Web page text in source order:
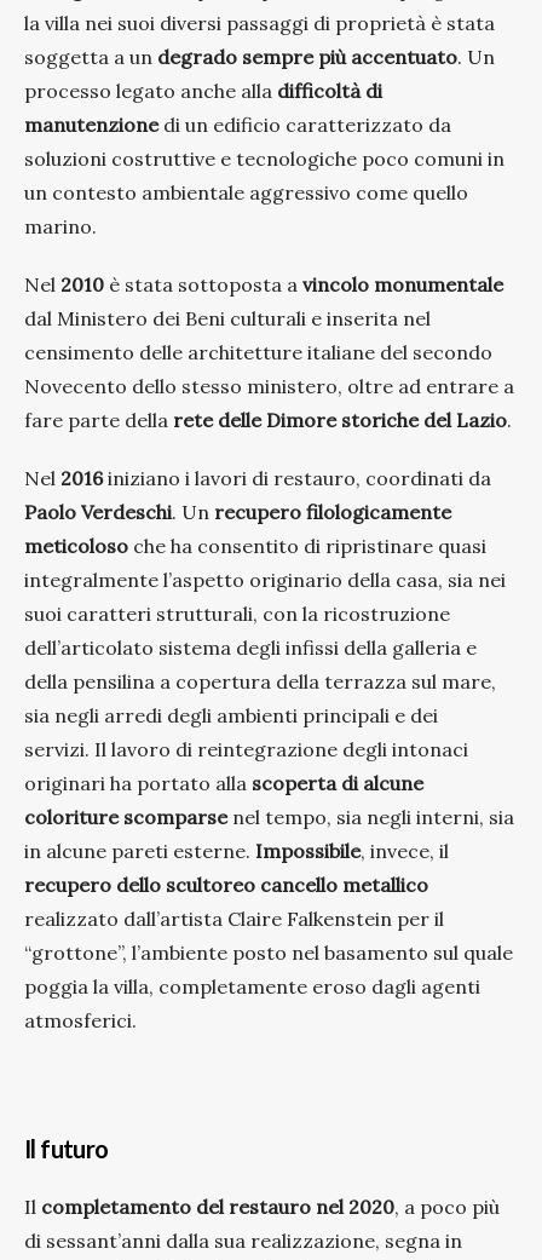
la villa nei suoi diversi passaggi di proprietà è stata
soggetta a un degrado sempre più accentuato. Un
processo legato anche alla difficoltà di
manutenzionedi un edificio caratterizzato da
soluzioni costruttive e tecnologiche poco comuni in
un contesto ambientale aggressivo come quello
marino.
Nel 2010 è stata sottoposta a vincolo monumentale
dal Ministero dei Beni culturali e inserita nel
censimento delle architetture italiane del secondo
Novecento dello stesso ministero, oltre ad entrare a
fare parte della rete delle Dimore storiche del Lazio.
Nel 2016iniziano i lavori di restauro, coordinati da
Paolo Verdeschi. Un recupero filologicamente
meticoloso che ha consentito di ripristinare quasi
integralmente l’aspetto originario della casa, sia nei
suoi caratteri strutturali, con la ricostruzione
dell’articolato sistema degli infissi della galleria e
della pensilina a copertura della terrazza sul mare,
sia negli arredi degli ambienti principali e dei
servizi. Il lavoro di reintegrazione degli intonaci
originari ha portato alla scoperta di alcune
coloriture scomparsenel tempo, sia negli interni, sia
in alcune pareti esterne. Impossibile, invece, il
recupero dello scultoreo cancello metallico
realizzato dall’artista Claire Falkenstein per il
“grottone”, l’ambiente posto nel basamento sul quale
poggia la villa, completamente eroso dagli agenti
atmosferici.
Il futuro
Il completamento del restauro nel 2020, a poco più
di sessant’anni dalla sua realizzazione, segna in